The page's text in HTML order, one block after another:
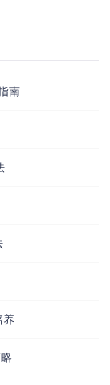
南
养